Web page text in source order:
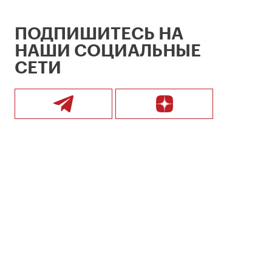
ПОДПИШИТЕСЬ НА
НАШИ СОЦИАЛЬНЫЕ
СЕТИ